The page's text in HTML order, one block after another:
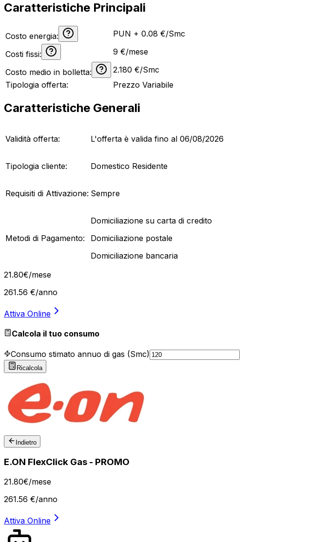
Caratteristiche Principali
Costo energia: PUN + 0.08 €/Smc
Costi fissi: 9 €/mese
Costo medio in bolletta: 2.180 €/Smc
Tipologia offerta:
Prezzo Variabile
Caratteristiche Generali
Validità offerta: L'offerta è valida fino al 06/08/2026
Tipologia cliente: Domestico Residente
Requisiti di Attivazione: Sempre
Metodi di Pagamento:
Domiciliazione su carta di credito
Domiciliazione postale
Domiciliazione bancaria
21.80€/mese
261.56 €/anno
Attiva Online
Calcola il tuo consumo
Consumo stimato annuo di gas (Smc)
Ricalcola
Indietro
E.ON FlexClick Gas - PROMO
21.80€/mese
261.56 €/anno
Attiva Online